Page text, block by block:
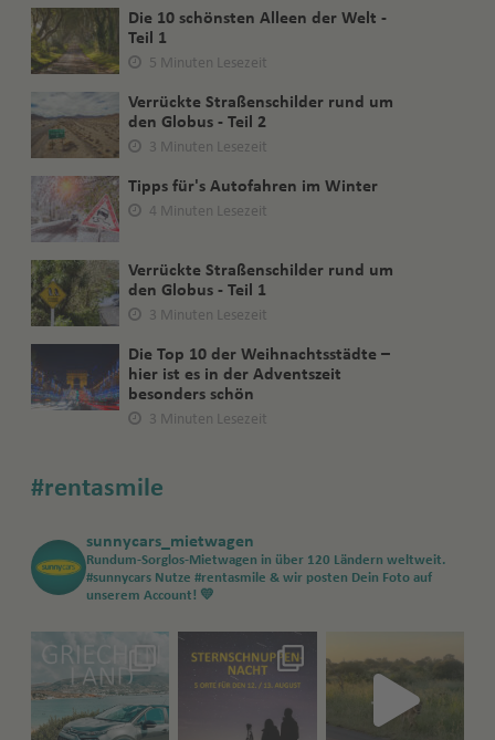
Die 10 schönsten Alleen der Welt -
Teil 1
5 Minuten Lesezeit
Verrückte Straßenschilder rund um
den Globus - Teil 2
3 Minuten Lesezeit
Tipps für's Autofahren im Winter
4 Minuten Lesezeit
Verrückte Straßenschilder rund um
den Globus - Teil 1
3 Minuten Lesezeit
Die Top 10 der Weihnachtsstädte –
hier ist es in der Adventszeit
besonders schön
3 Minuten Lesezeit
#rentasmile
sunnycars_mietwagen
Rundum-Sorglos-Mietwagen in über 120 Ländern weltweit.
#sunnycars Nutze #rentasmile & wir posten Dein Foto auf
unserem Account! 💛